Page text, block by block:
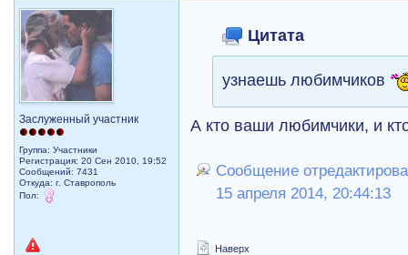
Заслуженный участник
Группа: Участники
Регистрация: 20 Сен 2010, 19:52
Сообщений: 7431
Откуда: г. Ставрополь
Пол:
Цитата
узнаешь любимчиков
А кто ваши любимчики, и
Сообщение
15 апреля 2014, 20:44:13
Наверх